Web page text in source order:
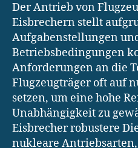
Der Antrieb von
Eisbrechern stellt
Aufgabenstellungen
Betriebsbedingungen
Anforderungen an die
Flugzeugträger oft auf
setzen, um eine hohe
Unabhängigkeit zu
Eisbrecher robustere
nukleare